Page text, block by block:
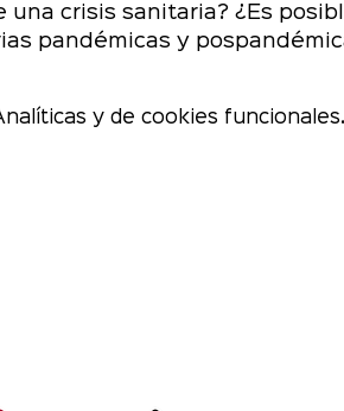
crisis sanitaria? ¿Es
pandémicas y
y de cookies funcionales.